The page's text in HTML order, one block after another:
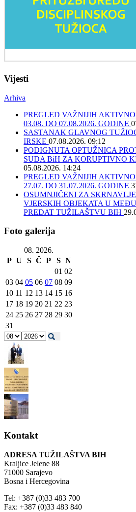
Vijesti
Arhiva
PREGLED VAŽNIJIH
03.08. DO 07.08.2026. GODINE
SASTANAK GLAVNOG
IRSKE 07.08.2026. 09:12
PODIGNUTA OPTUŽNICA
SUDA BiH ZA KORUPTIVNO
05.08.2026. 14:24
PREGLED VAŽNIJIH
27.07. DO 31.07.2026. GODINE
OSUMNJIČENI ZA
VJERSKIH OBJEKATA U
PREDAT TUŽILAŠTVU BIH
Foto galerija
08. 2026.
P U S Č P S N
01 02
03 04 05 06 07 08 09
10 11 12 13 14 15 16
17 18 19 20 21 22 23
24 25 26 27 28 29 30
31
Kontakt
ADRESA TUŽILAŠTVA BIH
Kraljice Jelene 88
71000 Sarajevo
Bosna i Hercegovina
Tel: +387 (0)33 483 700
Fax: +387 (0)33 483 840